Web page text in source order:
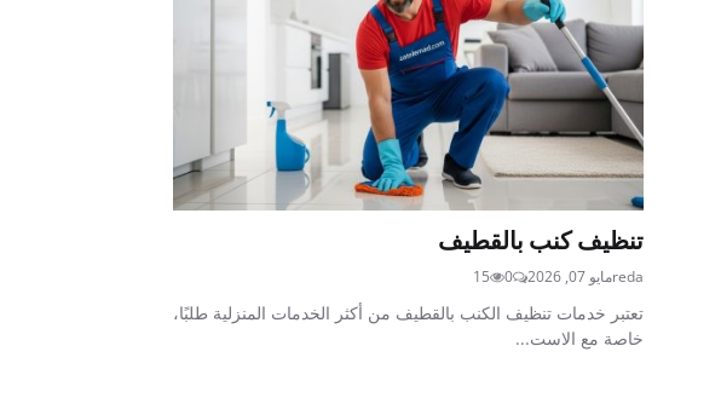
تنظيف كنب بالقطيف
redaمايو 07, 2026 0
15
تعتبر خدمات تنظيف الكنب بالقطيف من أكثر الخدمات المنزلية طلبًا،
خاصة مع الاست...